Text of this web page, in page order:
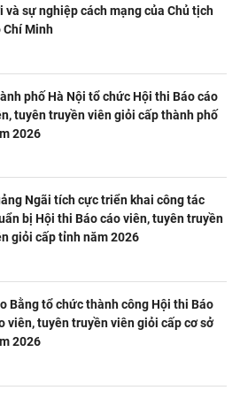
và sự nghiệp cách mạng của Chủ tịch
Chí Minh
phố Hà Nội tổ chức Hội thi Báo cáo
tuyên truyền viên giỏi cấp thành phố
2026
Ngãi tích cực triển khai công tác
bị Hội thi Báo cáo viên, tuyên truyền
giỏi cấp tỉnh năm 2026
Bằng tổ chức thành công Hội thi Báo
viên, tuyên truyền viên giỏi cấp cơ sở
2026